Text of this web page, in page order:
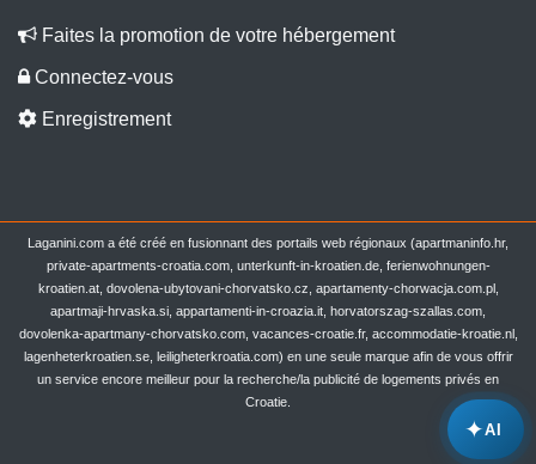
✦AI
Faites la promotion de votre hébergement
Connectez-vous
Enregistrement
Laganini.com a été créé en fusionnant des portails web régionaux (apartmaninfo.hr,
private-apartments-croatia.com, unterkunft-in-kroatien.de, ferienwohnungen-
kroatien.at, dovolena-ubytovani-chorvatsko.cz, apartamenty-chorwacja.com.pl,
apartmaji-hrvaska.si, appartamenti-in-croazia.it, horvatorszag-szallas.com,
dovolenka-apartmany-chorvatsko.com, vacances-croatie.fr, accommodatie-kroatie.nl,
lagenheterkroatien.se, leiligheterkroatia.com) en une seule marque afin de vous offrir
un service encore meilleur pour la recherche/la publicité de logements privés en
Croatie.